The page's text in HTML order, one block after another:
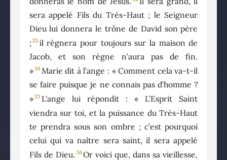
sera appelé Fils du Très-Haut ; le Seigneur
Dieu lui donnera le trône de David son père
;33 il régnera pour toujours sur la maison de
Jacob, et son règne n’aura pas de fin.
»34 Marie dit à l’ange : « Comment cela va-t-il
se faire puisque je ne connais pas d’homme ?
»35 L’ange lui répondit : « L’Esprit Saint
viendra sur toi, et la puissance du Très-Haut
te prendra sous son ombre ; c’est pourquoi
celui qui va naître sera saint, il sera appelé
Fils de Dieu. 36Or voici que, dans sa vieillesse,